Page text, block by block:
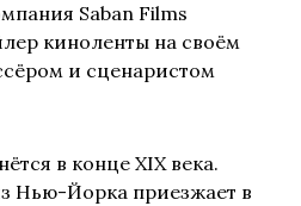
Saban Films
киноленты на своём
и сценаристом
в конце XIX века.
Нью-Йорка приезжает в